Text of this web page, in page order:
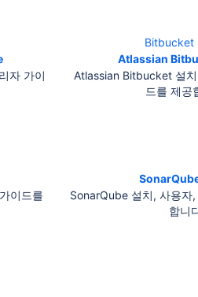
자 가이
Bitbucket
Atlassian
Atlassian Bitbucket 설
드를 제공
이드를
SonarQube 설치, 사용자
합니